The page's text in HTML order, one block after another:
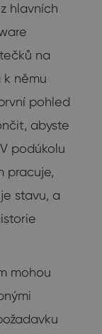
hlavních
na
němu
pohled
abyste
podúkolu
pracuje,
stavu, a
mohou